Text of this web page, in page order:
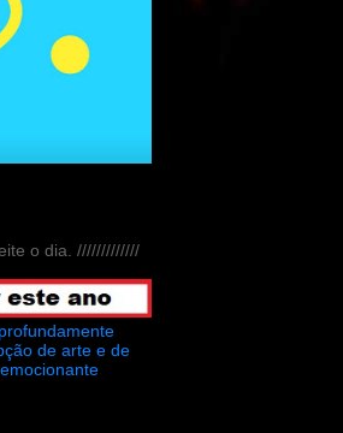
o dia. /////////////
de arte e de